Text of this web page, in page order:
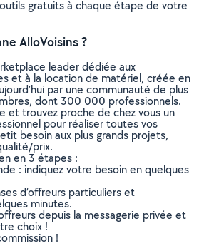
gratuits à chaque étape de votre
AlloVoisins ?
leader dédiée aux
et à la location de matériel, créée en
par une communauté de plus
dont 300 000 professionnels.
et trouvez proche de chez vous un
pour réaliser toutes vos
besoin aux plus grands projets,
prix.
en 3 étapes :
: indiquez votre besoin en quelques
d’offreurs particuliers et
minutes.
depuis la messagerie privée et
choix !
!